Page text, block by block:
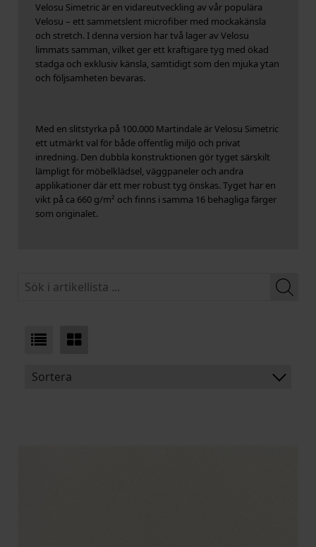
Velosu Simetric är en vidareutveckling av vår populära
Velosu – ett sammetslent microfiber med mockakänsla
och stretch. I denna version har två lager av Velosu
limmats samman, vilket ger ett kraftigare tyg med ökad
stadga och exklusiv känsla, samtidigt som den mjuka ytan
och följsamheten bevaras.
Med en slitstyrka på 100.000 Martindale är Velosu Simetric
ett utmärkt val för både offentlig miljö och privat
inredning. Den dubbla konstruktionen gör tyget särskilt
lämpligt för möbelklädsel, väggpaneler och andra
applikationer där ett mer robust tyg önskas. Tyget har en
vikt på ca 660 g/m² och finns i samma 16 behagliga färger
som originalet.
Sortera